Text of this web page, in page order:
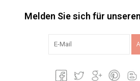
Melden Sie sich für